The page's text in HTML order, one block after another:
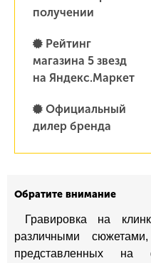
получении
Рейтинг
магазина 5 звезд
на Яндекс.Маркет
Официальный
дилер бренда
Обратите внимание
Гравировка на
различными
представленных на